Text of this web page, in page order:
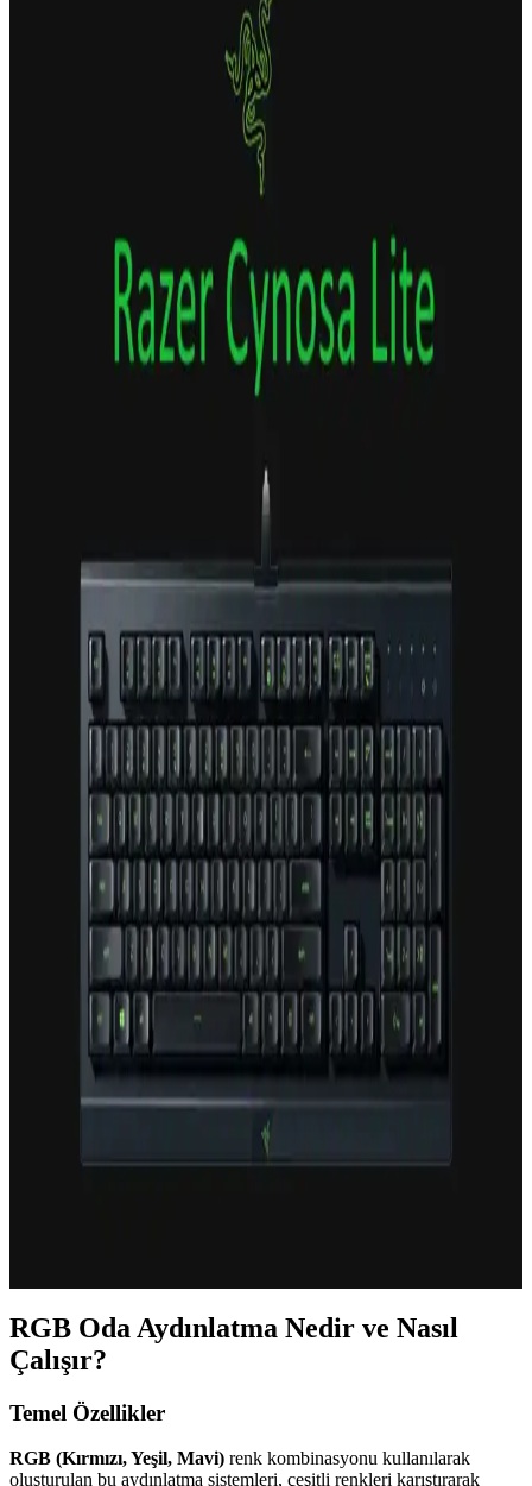
Gametech'in Freezer Pro HD120 modeli, 120 mm fan ve çoklu fan
yapısıyla yüksek performans sağlar. Uyumluluğu geniş, sessiz ve
dayanıklı tasarımıyla bilgisayar sisteminizin sıcaklıklarını etkin
Dark Sessiz 12cm 1200RPM FRGB Kasa Fanı:
Yüksek Performans ve Estetik Özellikler
düşük gürültüyle bilgisayarların soğutmasını sağlar, estetik
tasarımıyla sistemlere görsel şıklık katıyor.
Juo GT RGB Gaming Notebook Soğutucu Yüksek
Performans ve Estetik Özellikler
Juo GT RGB Gaming Notebook Soğutucu, yüksek performanslı
Rampage Umbra Klavye: Oyun ve Profesyonel
Kullanım İçin Dayanıklı ve Ergonomik Seçenek
yüksek performans özellikleriyle öne çıkar. Oyun ve profesyonel
kullanım için ideal, kişiselleştirilebilir RGB aydınlatma ve mekanik
MSI Klavye Renk Ayarları ve Özelleştirme İpuçları
MSI klavyelerin renk ayarlarını yapmanın yolları, yazılım ve tuş
kombinasyonlarıyla detaylı özelleştirme imkanı, karşılaşılan sorunlar
ve çözüm önerileri hakkında kapsamlı bilgiler içerir.
RGB Ayarlanabilir XXL Mouse Pad ile Oyun ve
Çalışma Alanlarınızı Geliştirin
Geniş yüzeyli RGB ayarlanabilir XXL mouse pad'ler, estetik ve
konforu bir arada sunar. Dayanıklı malzemeleri ve ışık efektleriyle
modern bilgisayar aksesuarlarının vazgeçilmez parçası olur.
MSI Vigor GK30 Klavye Özellikleri ve Kullanım
Alanları Hakkında Detaylı Bilgi
MSI Vigor GK30, uygun fiyatlı, şık tasarımlı ve sessiz kullanımıyla
öne çıkan mekanik olmayan klavye. RGB ayarları ve modern
görünümüyle oyun ve günlük kullanım için ideal bir seçenek.
Razer Chroma Lite: Kişiselleştirilebilir RGB
Aydınlatma Çözümü ile Oyun ve Çalışma
Ortamlarınızı Özelleştirin
RGB Oda Aydınlatma Nedir ve Nasıl
Çalışır?
Temel Özellikler
RGB (Kırmızı, Yeşil, Mavi) renk kombinasyonu kullanılarak
oluşturulan bu aydınlatma sistemleri, çeşitli renkleri karıştırarak